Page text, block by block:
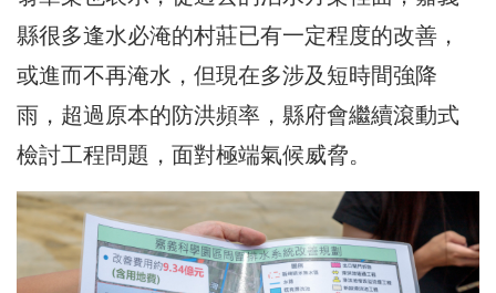
縣很多逢水必淹的村莊已有一定程度的改善，
或進而不再淹水，但現在多涉及短時間強降
雨，超過原本的防洪頻率，縣府會繼續滾動式
檢討工程問題，面對極端氣候威脅。